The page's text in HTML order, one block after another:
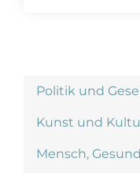
Politik und
Kunst und
Mensch,